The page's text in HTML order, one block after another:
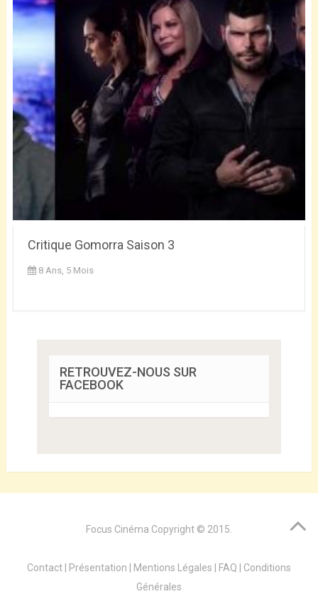
Critique Gomorra Saison 3
8 Ans, 5 Mois
RETROUVEZ-NOUS SUR
FACEBOOK
Focus Cinéma Copyright © 2015.
Contact Présentation Mentions Légales FAQ
Conditions
Générales